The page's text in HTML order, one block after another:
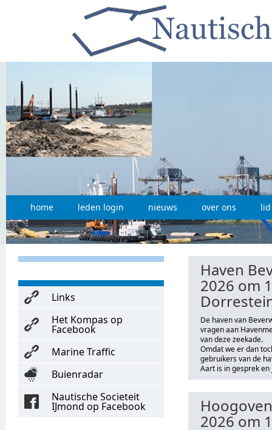
home leden login nieuws over ons
Links
Het Kompas op
Facebook
Marine Traffic
Buienradar
Nautische Societeit
IJmond op Facebook
Haven
2026 om
De haven van
vragen aan
van deze zeekade.
Omdat we er dan
gebruikers van de
Aart is in gesprek
2026 om